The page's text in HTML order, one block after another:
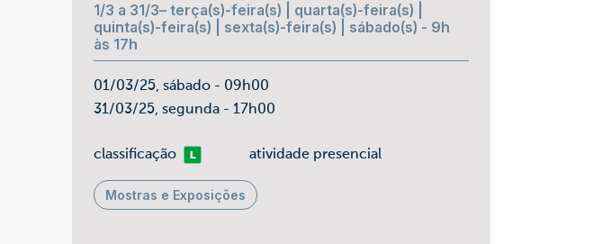
1/3 a 31/3– terça(s)-feira(s) | quarta(s)-feira(s) |
quinta(s)-feira(s) | sexta(s)-feira(s) | sábado(s) - 9h
às 17h
01/03/25, sábado - 09h00
31/03/25, segunda - 17h00
classificaçãoLivre atividade presencial
Mostras e Exposições